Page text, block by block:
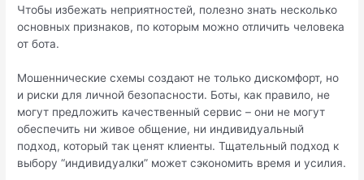
Чтобы избежать неприятностей, полезно знать несколько
основных признаков, по которым можно отличить человека
от бота.
Мошеннические схемы создают не только дискомфорт, но
и риски для личной безопасности. Боты, как правило, не
могут предложить качественный сервис – они не могут
обеспечить ни живое общение, ни индивидуальный
подход, который так ценят клиенты. Тщательный подход к
выбору “индивидуалки” может сэкономить время и усилия.